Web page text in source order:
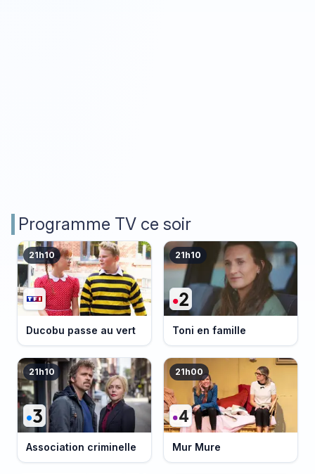
Programme TV ce soir
21h10
Ducobu passe au vert
21h10
Toni en famille
21h10
Association criminelle
21h00
Mur Mure